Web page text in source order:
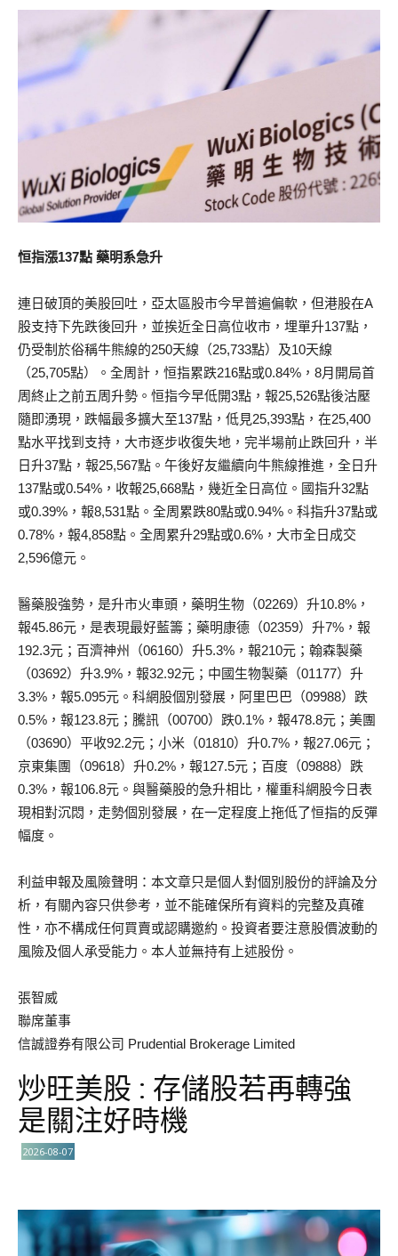
恒指漲137點 藥明系急升
連日破頂的美股回吐，亞太區股市今早普遍偏軟，但港股在A
股支持下先跌後回升，並挨近全日高位收市，埋單升137點，
仍受制於俗稱牛熊線的250天線（25,733點）及10天線
（25,705點）。全周計，恒指累跌216點或0.84%，8月開局首
周終止之前五周升勢。恒指今早低開3點，報25,526點後沽壓
隨即湧現，跌幅最多擴大至137點，低見25,393點，在25,400
點水平找到支持，大市逐步收復失地，完半場前止跌回升，半
日升37點，報25,567點。午後好友繼續向牛熊線推進，全日升
137點或0.54%，收報25,668點，幾近全日高位。國指升32點
或0.39%，報8,531點。全周累跌80點或0.94%。科指升37點或
0.78%，報4,858點。全周累升29點或0.6%，大市全日成交
2,596億元。
醫藥股強勢，是升市火車頭，藥明生物（02269）升10.8%，
報45.86元，是表現最好藍籌；藥明康德（02359）升7%，報
192.3元；百濟神州（06160）升5.3%，報210元；翰森製藥
（03692）升3.9%，報32.92元；中國生物製藥（01177）升
3.3%，報5.095元。科網股個別發展，阿里巴巴（09988）跌
0.5%，報123.8元；騰訊（00700）跌0.1%，報478.8元；美團
（03690）平收92.2元；小米（01810）升0.7%，報27.06元；
京東集團（09618）升0.2%，報127.5元；百度（09888）跌
0.3%，報106.8元。與醫藥股的急升相比，權重科網股今日表
現相對沉悶，走勢個別發展，在一定程度上拖低了恒指的反彈
幅度。
利益申報及風險聲明：本文章只是個人對個別股份的評論及分
析，有關內容只供參考，並不能確保所有資料的完整及真確
性，亦不構成任何買賣或認購邀約。投資者要注意股價波動的
風險及個人承受能力。本人並無持有上述股份。
張智威
聯席董事
信誠證券有限公司 Prudential Brokerage Limited
炒旺美股 : 存儲股若再轉強
是關注好時機
2026-08-07